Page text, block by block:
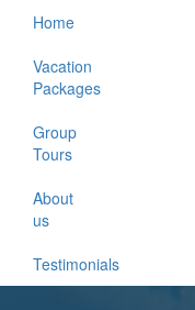
Home
Vacation
Packages
Group
Tours
About
us
Testimonials